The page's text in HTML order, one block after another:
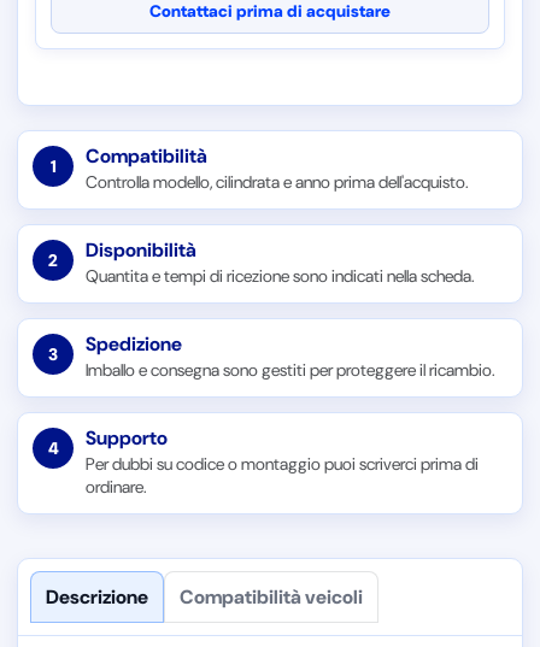
Contattaci prima di acquistare
1 Compatibilità
Controlla modello, cilindrata e anno prima dell'acquisto.
2 Disponibilità
Quantita e tempi di ricezione sono indicati nella scheda.
3 Spedizione
Imballo e consegna sono gestiti per proteggere il ricambio.
4 Supporto
Per dubbi su codice o montaggio puoi scriverci prima di
ordinare.
Descrizione Compatibilità veicoli